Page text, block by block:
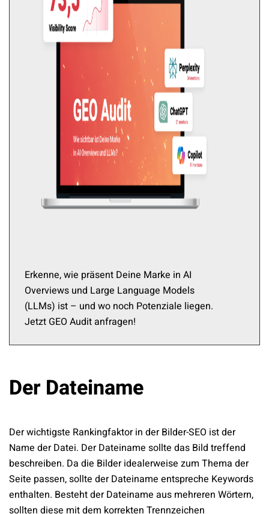
Erkenne, wie präsent Deine Marke in AI
Overviews und Large Language Models
(LLMs) ist – und wo noch Potenziale liegen.
Jetzt GEO Audit anfragen!
Der Dateiname
Der wichtigste Rankingfaktor in der Bilder-SEO ist der
Name der Datei. Der Dateiname sollte das Bild treffend
beschreiben. Da die Bilder idealerweise zum Thema der
Seite passen, sollte der Dateiname entspreche Keywords
enthalten. Besteht der Dateiname aus mehreren Wörtern,
sollten diese mit dem korrekten Trennzeichen